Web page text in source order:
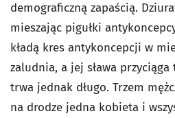
demograficzną zapaścią.
mieszając pigułki
kładą kres antykoncepcji w
zaludnia, a jej sława przyciąga
trwa jednak długo. Trzem
na drodze jedna kobieta i